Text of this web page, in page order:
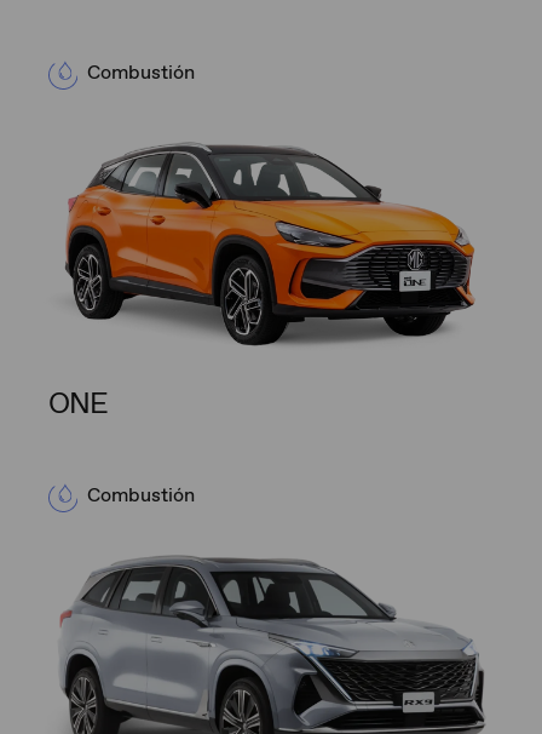
Combustión
ONE
Combustión